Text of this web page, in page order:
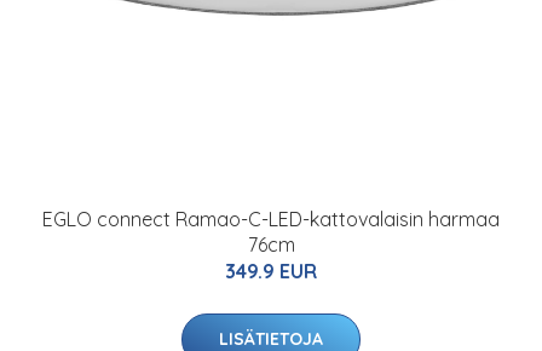
EGLO connect Ramao-C-LED-kattovalaisin harmaa
76cm
349.9 EUR
LISÄTIETOJA